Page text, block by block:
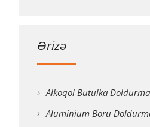
Ərizə
Alkoqol Butulka Doldurma
Alüminium Boru